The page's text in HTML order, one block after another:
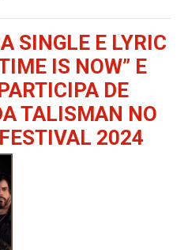
SINGLE E LYRIC
IS NOW” E
DE
TALISMAN NO
2024